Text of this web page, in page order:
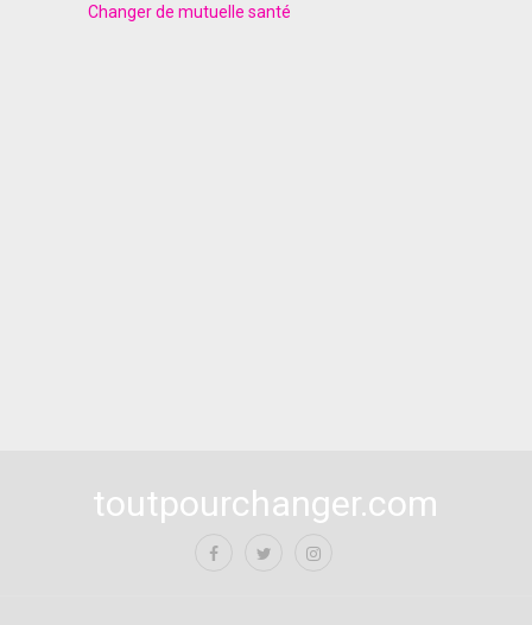
Changer de mutuelle santé
toutpourchanger.com